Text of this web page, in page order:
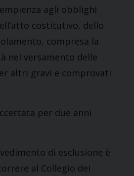
agli obblighi
costitutivo, dello
compresa la
nel versamento delle
altri gravi e comprovati
per due anni
di esclusione è
al Collegio dei